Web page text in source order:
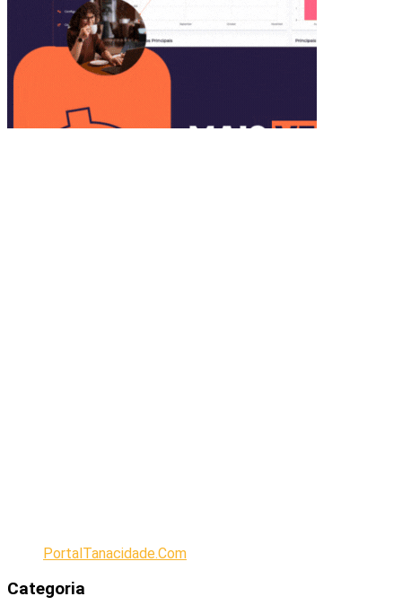
PortalTanacidade.Com
Categoria